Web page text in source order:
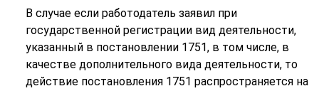
В случае если работодатель заявил при
государственной регистрации вид деятельности,
указанный в постановлении 1751, в том числе, в
качестве дополнительного вида деятельности, то
действие постановления 1751 распространяется на